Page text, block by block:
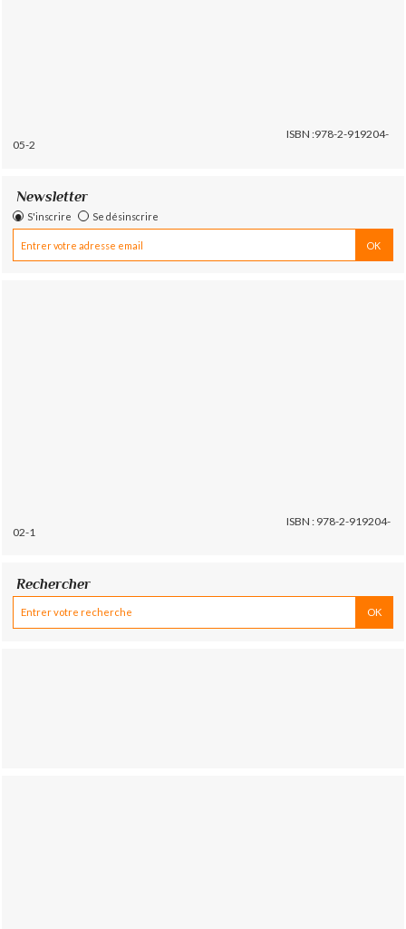
ISBN :978-2-919204-
05-2
Newsletter
S'inscrire Se désinscrire
ISBN : 978-2-919204-
02-1
Rechercher